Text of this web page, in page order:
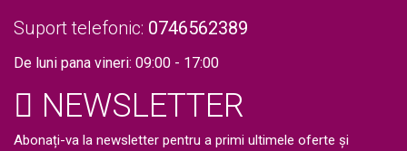
TotulPerfect
Suport telefonic: 0746562389
De luni pana vineri: 09:00 - 17:00
NEWSLETTER
Abonați-va la newsletter pentru a primi ultimele oferte și